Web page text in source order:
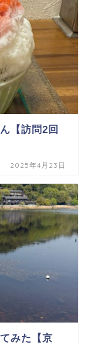
【訪問2回
2025年4月23日
みた【京